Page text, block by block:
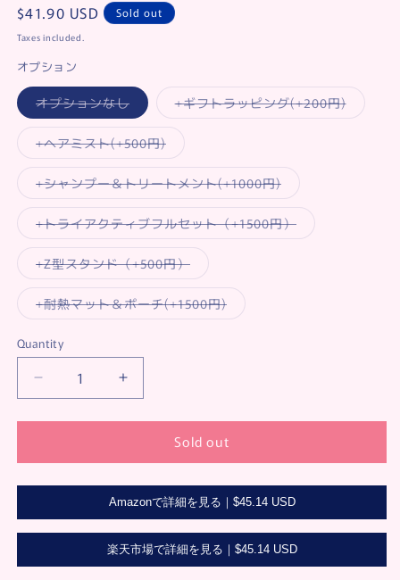
Regular
price
$41.90 USD Sold out
Taxes included.
オプション
オプションなしVariant
sold
or
unavailable
+ギフトラッピング(+200円)Variant
+ヘアミスト(+500円)Variant
or
unavailable
+シャンプー＆トリートメント(+1000円)Variant
or
unavailable
+トライアクティブフルセット（+1500円）Variant
+Z型スタンド（+500円）Variant
or
unavailable
+耐熱マット＆ポーチ(+1500円)Variant
Quantity
Decrease
quantity
for
マ
ジ
ク
ス
Increase
quantity
for
マ
ジ
ッ
ク
ReiMagic
ス
Sold out
Amazonで詳細を見る｜ $45.14 USD
楽天市場で詳細を見る｜ $45.14 USD